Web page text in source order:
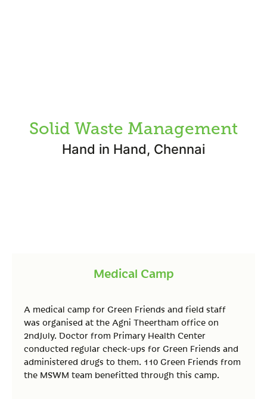
Solid Waste Management
Hand in Hand, Chennai
Medical Camp
A medical camp for Green Friends and field staff
was organised at the Agni Theertham office on
2ndJuly. Doctor from Primary Health Center
conducted regular check-ups for Green Friends and
administered drugs to them. 110 Green Friends from
the MSWM team benefitted through this camp.